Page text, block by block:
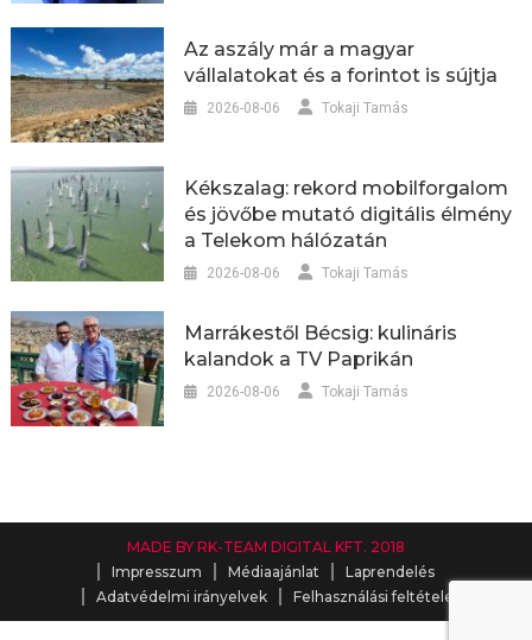
Az aszály már a magyar
vállalatokat és a forintot is sújtja
2026-08-06 Tokaji Tamás
Kékszalag: rekord mobilforgalom
és jövőbe mutató digitális élmény
a Telekom hálózatán
2026-08-06 Tokaji Tamás
Marrákestől Bécsig: kulináris
kalandok a TV Paprikán
2026-08-06 Tokaji Tamás
MADE BY RK-TEAM DIGITAL KFT. 2018
Impresszum
Médiaajánlat
Laprendelés
Adatvédelmi irányelvek
Felhasználási feltételek